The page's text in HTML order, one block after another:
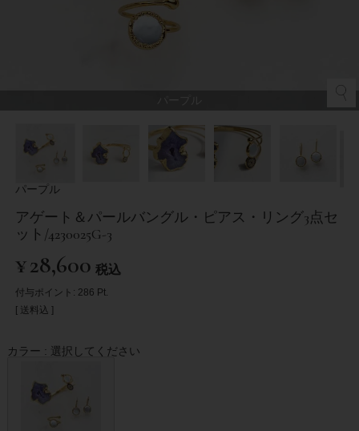
パープル
アゲート＆パールバングル・ピアス・リング3点セ
ット/4230025G-3
¥28,600 税込
付与ポイント: 286 Pt.
送料込
カラー 選択してください